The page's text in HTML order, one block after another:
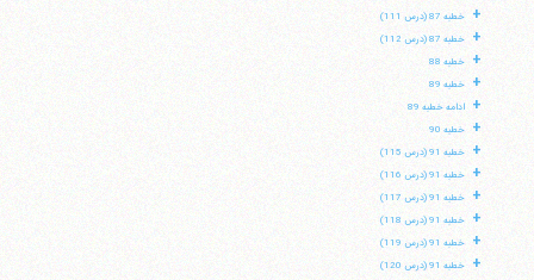
+ خطبه 87 (درس 111)
+ خطبه 87 (درس 112)
+ خطبه 88
+ خطبه 89
+ ادامه خطبه 89
+ خطبه 90
+ خطبه 91 (درس 115)
+ خطبه 91 (درس 116)
+ خطبه 91 (درس 117)
+ خطبه 91 (درس 118)
+ خطبه 91 (درس 119)
+ خطبه 91 (درس 120)